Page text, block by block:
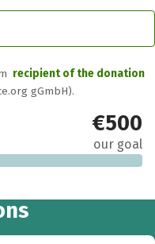
recipient of the donation
gGmbH).
€500
our goal